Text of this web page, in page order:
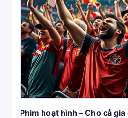
Phim hoạt hình – Cho cả gia